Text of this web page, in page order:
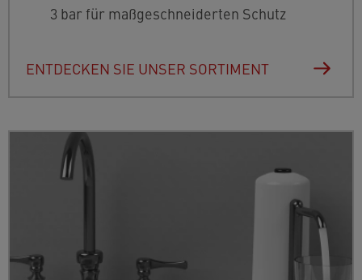
3 bar für maßgeschneiderten Schutz
ENTDECKEN SIE UNSER SORTIMENT